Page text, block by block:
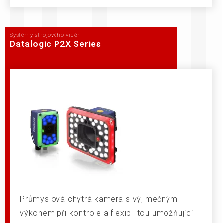
Systémy strojového vidění
Datalogic P2X Series
Průmyslová chytrá kamera s výjimečným
výkonem při kontrole a flexibilitou umožňující